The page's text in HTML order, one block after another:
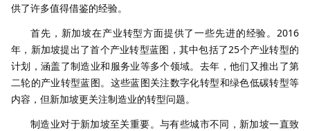
供了许多值得借鉴的经验。
首先，新加坡在产业转型方面提供了一些先进的经验。2016
年，新加坡提出了首个产业转型蓝图，其中包括了25个产业转型的
计划，涵盖了制造业和服务业等多个领域。去年，他们又推出了第
二轮的产业转型蓝图。这些蓝图关注数字化转型和绿色低碳转型等
内容，但新加坡更关注制造业的转型问题。
制造业对于新加坡至关重要。与有些城市不同，新加坡一直致